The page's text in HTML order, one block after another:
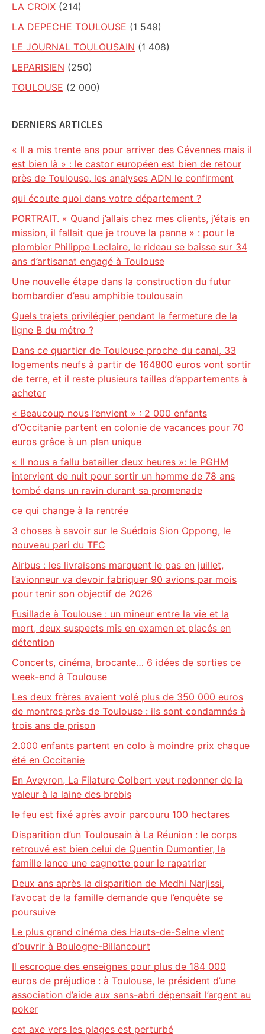
LA CROIX (214)
LA DEPECHE TOULOUSE (1 549)
LE JOURNAL TOULOUSAIN (1 408)
LEPARISIEN (250)
TOULOUSE (2 000)
DERNIERS ARTICLES
« Il a mis trente ans pour arriver des Cévennes mais il
est bien là » : le castor européen est bien de retour
près de Toulouse, les analyses ADN le confirment
qui écoute quoi dans votre département ?
PORTRAIT. « Quand j’allais chez mes clients, j’étais en
mission, il fallait que je trouve la panne » : pour le
plombier Philippe Leclaire, le rideau se baisse sur 34
ans d’artisanat engagé à Toulouse
Une nouvelle étape dans la construction du futur
bombardier d’eau amphibie toulousain
Quels trajets privilégier pendant la fermeture de la
ligne B du métro ?
Dans ce quartier de Toulouse proche du canal, 33
logements neufs à partir de 164800 euros vont sortir
de terre, et il reste plusieurs tailles d’appartements à
acheter
« Beaucoup nous l’envient » : 2 000 enfants
d’Occitanie partent en colonie de vacances pour 70
euros grâce à un plan unique
« Il nous a fallu batailler deux heures »: le PGHM
intervient de nuit pour sortir un homme de 78 ans
tombé dans un ravin durant sa promenade
ce qui change à la rentrée
3 choses à savoir sur le Suédois Sion Oppong, le
nouveau pari du TFC
Airbus : les livraisons marquent le pas en juillet,
l’avionneur va devoir fabriquer 90 avions par mois
pour tenir son objectif de 2026
Fusillade à Toulouse : un mineur entre la vie et la
mort, deux suspects mis en examen et placés en
détention
Concerts, cinéma, brocante… 6 idées de sorties ce
week-end à Toulouse
Les deux frères avaient volé plus de 350 000 euros
de montres près de Toulouse : ils sont condamnés à
trois ans de prison
2.000 enfants partent en colo à moindre prix chaque
été en Occitanie
En Aveyron, La Filature Colbert veut redonner de la
valeur à la laine des brebis
le feu est fixé après avoir parcouru 100 hectares
Disparition d’un Toulousain à La Réunion : le corps
retrouvé est bien celui de Quentin Dumontier, la
famille lance une cagnotte pour le rapatrier
Deux ans après la disparition de Medhi Narjissi,
l’avocat de la famille demande que l’enquête se
poursuive
Le plus grand cinéma des Hauts-de-Seine vient
d’ouvrir à Boulogne-Billancourt
Il escroque des enseignes pour plus de 184 000
euros de préjudice : à Toulouse, le président d’une
association d’aide aux sans-abri dépensait l’argent au
poker
cet axe vers les plages est perturbé